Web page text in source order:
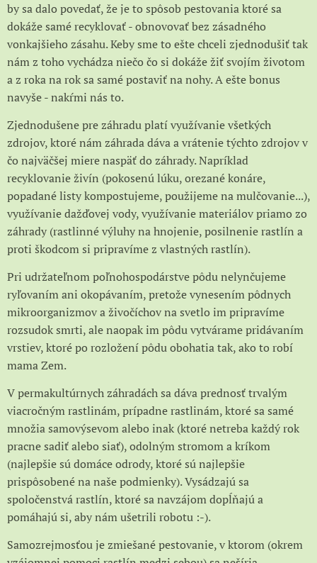
by sa dalo povedať, že je to spôsob pestovania ktoré sa
dokáže samé recyklovať - obnovovať bez zásadného
vonkajšieho zásahu. Keby sme to ešte chceli zjednodušiť tak
nám z toho vychádza niečo čo si dokáže žiť svojím životom
a z roka na rok sa samé postaviť na nohy. A ešte bonus
navyše - nakŕmi nás to.
Zjednodušene pre záhradu platí využívanie všetkých
zdrojov, ktoré nám záhrada dáva a vrátenie týchto zdrojov v
čo najväčšej miere naspäť do záhrady. Napríklad
recyklovanie živín (pokosenú lúku, orezané konáre,
popadané listy kompostujeme, použijeme na mulčovanie...),
využívanie dažďovej vody, využívanie materiálov priamo zo
záhrady (rastlinné výluhy na hnojenie, posilnenie rastlín a
proti škodcom si pripravíme z vlastných rastlín).
Pri udržateľnom poľnohospodárstve pôdu nelynčujeme
ryľovaním ani okopávaním, pretože vynesením pôdnych
mikroorganizmov a živočíchov na svetlo im pripravíme
rozsudok smrti, ale naopak im pôdu vytvárame pridávaním
vrstiev, ktoré po rozložení pôdu obohatia tak, ako to robí
mama Zem.
V permakultúrnych záhradách sa dáva prednosť trvalým
viacročným rastlinám, prípadne rastlinám, ktoré sa samé
množia samovýsevom alebo inak (ktoré netreba každý rok
pracne sadiť alebo siať), odolným stromom a kríkom
(najlepšie sú domáce odrody, ktoré sú najlepšie
prispôsobené na naše podmienky). Vysádzajú sa
spoločenstvá rastlín, ktoré sa navzájom dopĺňajú a
pomáhajú si, aby nám ušetrili robotu :-).
Samozrejmosťou je zmiešané pestovanie, v ktorom (okrem